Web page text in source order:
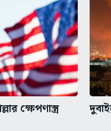
ক্ষেপণাস্ত্র